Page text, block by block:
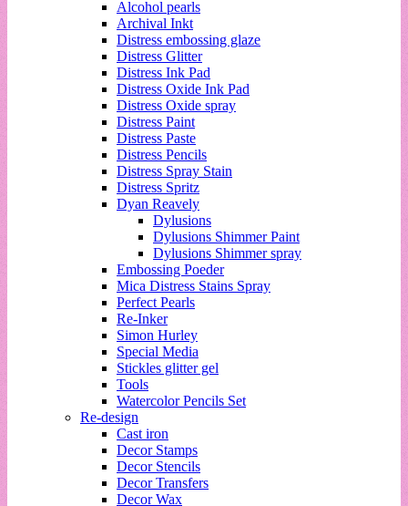
Alcohol pearls
Archival Inkt
Distress embossing glaze
Distress Glitter
Distress Ink Pad
Distress Oxide Ink Pad
Distress Oxide spray
Distress Paint
Distress Paste
Distress Pencils
Distress Spray Stain
Distress Spritz
Dyan Reavely
Dylusions
Dylusions Shimmer Paint
Dylusions Shimmer spray
Embossing Poeder
Mica Distress Stains Spray
Perfect Pearls
Re-Inker
Simon Hurley
Special Media
Stickles glitter gel
Tools
Watercolor Pencils Set
Re-design
Cast iron
Decor Stamps
Decor Stencils
Decor Transfers
Decor Wax